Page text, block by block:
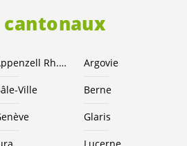
Appenzell Rh.-I. Argovie
Ville Berne
Glaris